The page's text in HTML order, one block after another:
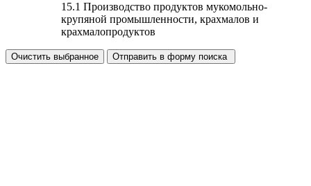
15.1 Производство продуктов мукомольно-
крупяной промышленности, крахмалов и
крахмалопродуктов